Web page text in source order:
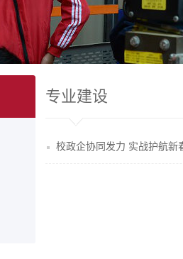
专业建设
校政企协同发力 实战护航